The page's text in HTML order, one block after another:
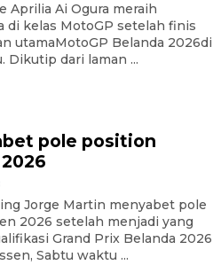
Aprilia Ai Ogura meraih
di kelas MotoGP setelah finis
utamaMotoGP Belanda 2026di
Dikutip dari laman ...
pole position
Jorge Martin menyabet pole
2026 setelah menjadi yang
Grand Prix Belanda 2026
Sabtu waktu ...